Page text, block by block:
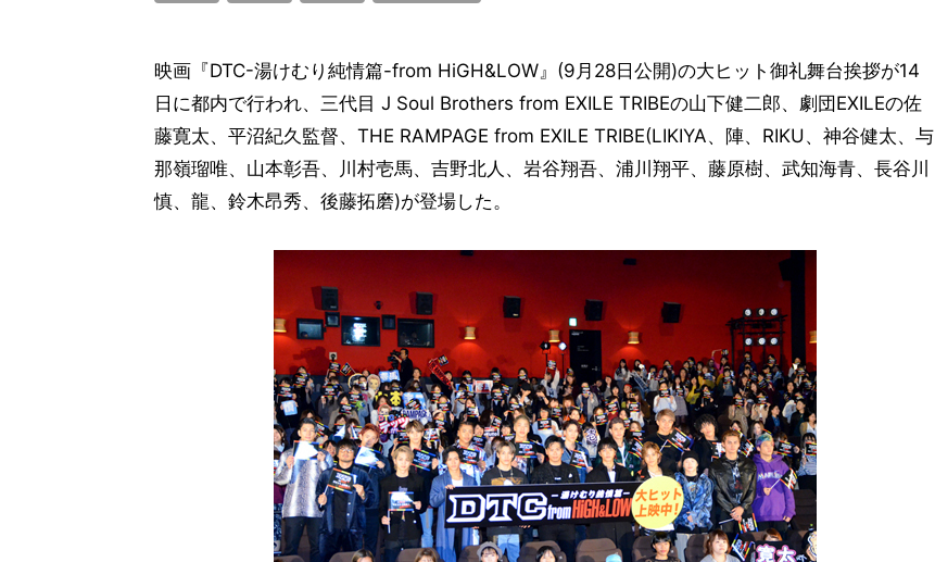
映画『DTC-湯けむり純情篇-from HiGH&LOW』(9月28日公開)の大ヒット御礼舞台挨拶が14
日に都内で行われ、三代目 J Soul Brothers from EXILE TRIBEの山下健二郎、劇団EXILEの佐
藤寛太、平沼紀久監督、THE RAMPAGE from EXILE TRIBE(LIKIYA、陣、RIKU、神谷健太、与
那嶺瑠唯、山本彰吾、川村壱馬、吉野北人、岩谷翔吾、浦川翔平、藤原樹、武知海青、長谷川
慎、龍、鈴木昂秀、後藤拓磨)が登場した。